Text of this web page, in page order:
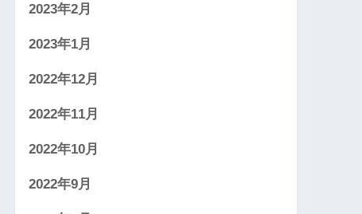
2023年2月
2023年1月
2022年12月
2022年11月
2022年10月
2022年9月